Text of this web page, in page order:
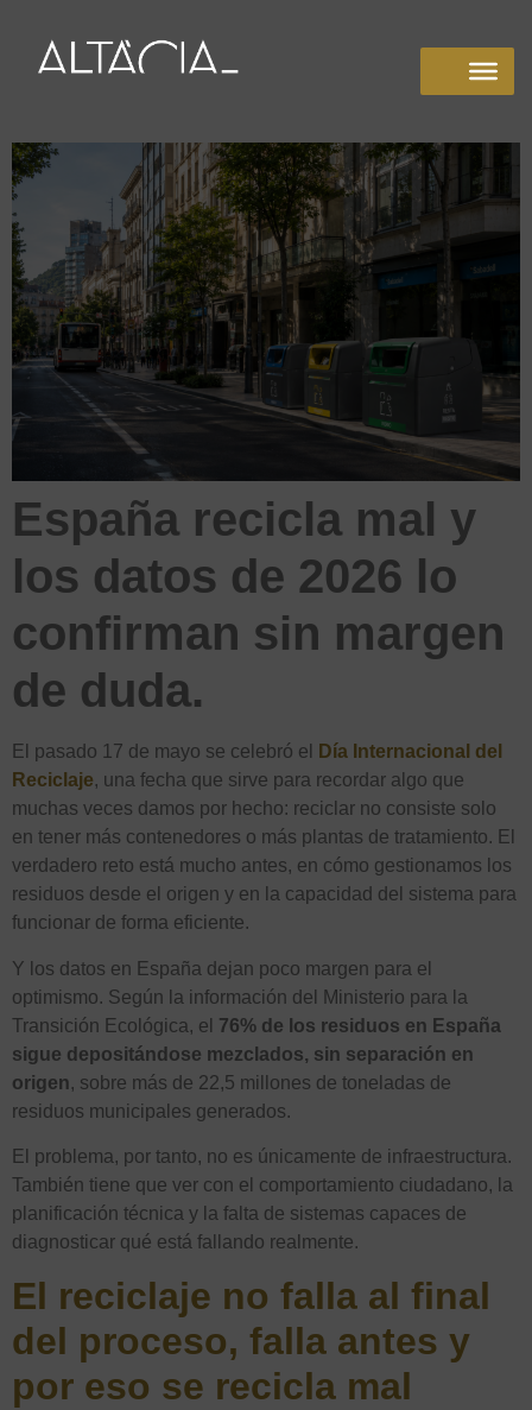
España recicla mal y
los datos de 2026 lo
confirman sin margen
de duda.
El pasado 17 de mayo se celebró el
Día Internacional del
Reciclaje, una fecha que sirve para recordar algo que
muchas veces damos por hecho: reciclar no consiste solo
en tener más contenedores o más plantas de tratamiento. El
verdadero reto está mucho antes, en cómo gestionamos los
residuos desde el origen y en la capacidad del sistema para
funcionar de forma eficiente.
Y los datos en España dejan poco margen para el
optimismo. Según la información del Ministerio para la
Transición Ecológica, el 76% de los residuos en España
sigue depositándose mezclados, sin separación en
origen, sobre más de 22,5 millones de toneladas de
residuos municipales generados.
El problema, por tanto, no es únicamente de infraestructura.
También tiene que ver con el comportamiento ciudadano, la
planificación técnica y la falta de sistemas capaces de
diagnosticar qué está fallando realmente.
El reciclaje no falla al final
del proceso, falla antes y
por eso se recicla mal